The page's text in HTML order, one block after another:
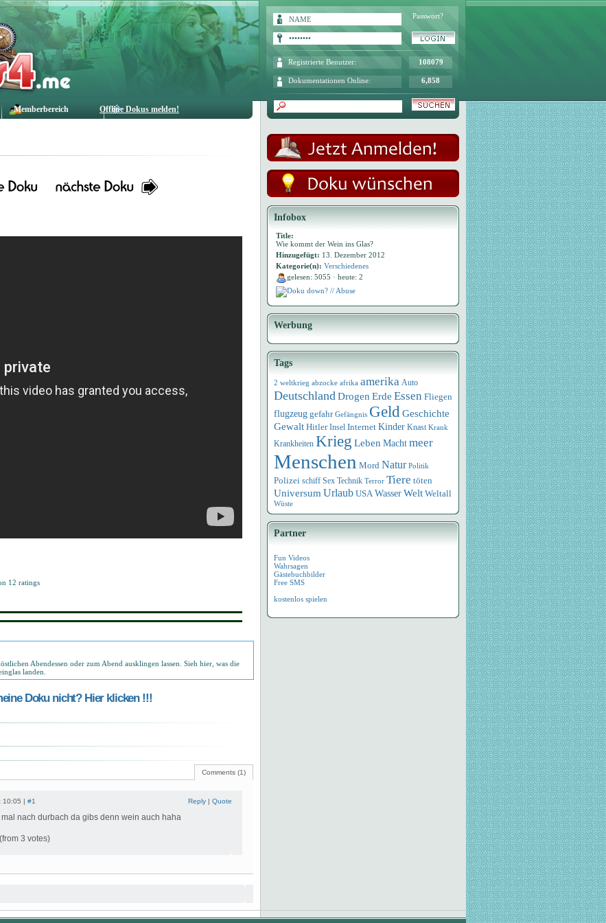
Memberbereich Offline Dokus melden!
Passwort?
Registrierte Benutzer: 108079
Dokumentationen Online: 6,858
12 ratings
Abendessen oder zum Abend ausklingen lassen. Sieh hier, was die
landen.
Doku nicht? Hier klicken !!!
Comments (1)
10:05 | #1 Reply | Quote
nach durbach da gibs denn wein auch haha
(from 3 votes)
Infobox
Title:
Wie kommt der Wein ins Glas?
Hinzugefügt: 13. Dezember 2012
Kategorie(n): Verschiedenes
gelesen: 5055 · heute: 2
Doku down? // Abuse
Werbung
Tags
2 weltkrieg abzocke afrika amerika Auto
DeutschlandDrogen Erde Essen Fliegen
flugzeug gefahr Gefängnis GeldGeschichte
Gewalt Hitler Insel Internet Kinder Knast Krank
Krankheiten Krieg Leben Macht meer
Menschen Mord Natur Politik
Polizei schiff Sex Technik Terror Tiere töten
Universum Urlaub USA WasserWelt Weltall
Wüste
Partner
Fun Videos
Wahrsagen
Gästebuchbilder
Free SMS
kostenlos spielen